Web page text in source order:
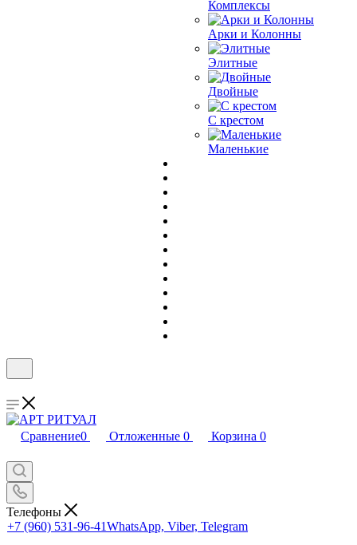
Комплексы
Арки и Колонны
Элитные
Двойные
С крестом
Маленькие
Сравнение0 Отложенные 0 Корзина 0
Телефоны
+7 (960) 531-96-41WhatsApp, Viber, Telegram